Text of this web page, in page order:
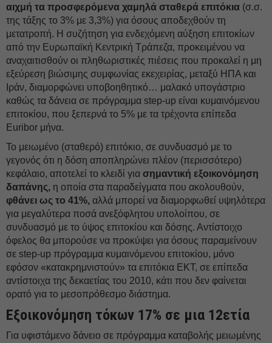
αιχμή τα προσφερόμενα χαμηλά σταθερά επιτόκια (σ.σ.
της τάξης το 3% με 3,3%) για όσους αποδεχθούν τη
μετατροπή. Η συζήτηση για ενδεχόμενη αύξηση επιτοκίων
από την Ευρωπαϊκή Κεντρική Τράπεζα, προκειμένου να
αναχαιτισθούν οι πληθωριστικές πιέσεις που προκαλεί η μη
εξεύρεση βιώσιμης συμφωνίας εκεχειρίας, μεταξύ ΗΠΑ και
Ιράν, διαμορφώνει υποβοηθητικό… μαλακό υπογάστριο
καθώς τα δάνεια σε πρόγραμμα step-up είναι κυμαινόμενου
επιτοκίου, που ξεπερνά το 5% με τα τρέχοντα επίπεδα
Euribor μήνα.
Το μειωμένο (σταθερό) επιτόκιο, σε συνδυασμό με το
γεγονός ότι η δόση αποπληρώνει πλέον (περισσότερο)
κεφάλαιο, αποτελεί το κλειδί για σημαντική εξοικονόμηση
δαπάνης, η οποία στα παραδείγματα που ακολουθούν,
φθάνει ως το 41%, αλλά μπορεί να διαμορφωθεί υψηλότερα
για μεγαλύτερα ποσά ανεξόφλητου υπολοίπου, σε
συνδυασμό με το ύψος επιτοκίου και δόσης. Αντίστοιχο
όφελος θα μπορούσε να προκύψει για όσους παραμείνουν
σε step-up πρόγραμμα κυμαινόμενου επιτοκίου, μόνο
εφόσον «κατακρημνιστούν» τα επιτόκια ΕΚΤ, σε επίπεδα
αντίστοιχα της δεκαετίας του 2010, κάτι που δεν φαίνεται
ορατό για το μεσοπρόθεσμο διάστημα.
Εξοικονόμηση τόκων 17% σε μια 12ετία
Για υφιστάμενο δάνειο σε πρόγραμμα καταβολής μειωμένης